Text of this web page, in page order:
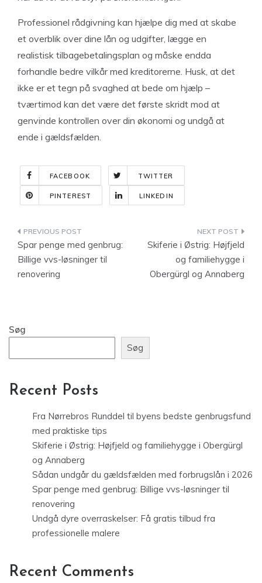
Professionel rådgivning kan hjælpe dig med at skabe
et overblik over dine lån og udgifter, lægge en
realistisk tilbagebetalingsplan og måske endda
forhandle bedre vilkår med kreditorerne. Husk, at det
ikke er et tegn på svaghed at bede om hjælp –
tværtimod kan det være det første skridt mod at
genvinde kontrollen over din økonomi og undgå at
ende i gældsfælden.
FACEBOOK TWITTER
PINTEREST LINKEDIN
Indlægsnavigation
Spar penge med genbrug:
Billige vvs-løsninger til
renovering
Skiferie i Østrig: Højfjeld
og familiehygge i
Obergürgl og Annaberg
Søg
Søg
Recent Posts
Fra Nørrebros Runddel til byens bedste genbrugsfund
med praktiske tips
Skiferie i Østrig: Højfjeld og familiehygge i Obergürgl
og Annaberg
Sådan undgår du gældsfælden med forbrugslån i 2026
Spar penge med genbrug: Billige vvs-løsninger til
renovering
Undgå dyre overraskelser: Få gratis tilbud fra
professionelle malere
Recent Comments